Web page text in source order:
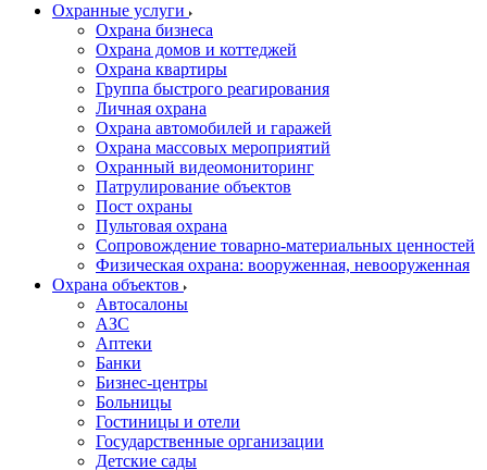
Охранные услуги
Охрана бизнеса
Охрана домов и коттеджей
Охрана квартиры
Группа быстрого реагирования
Личная охрана
Охрана автомобилей и гаражей
Охрана массовых мероприятий
Охранный видеомониторинг
Патрулирование объектов
Пост охраны
Пультовая охрана
Сопровождение товарно-материальных ценностей
Физическая охрана: вооруженная, невооруженная
Охрана объектов
Автосалоны
АЗС
Аптеки
Банки
Бизнес-центры
Больницы
Гостиницы и отели
Государственные организации
Детские сады